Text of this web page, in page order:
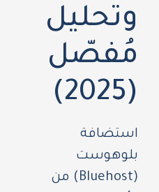
وتحليل
مُفصّل
(2025)
استضافة
بلوهوست
(Bluehost) من